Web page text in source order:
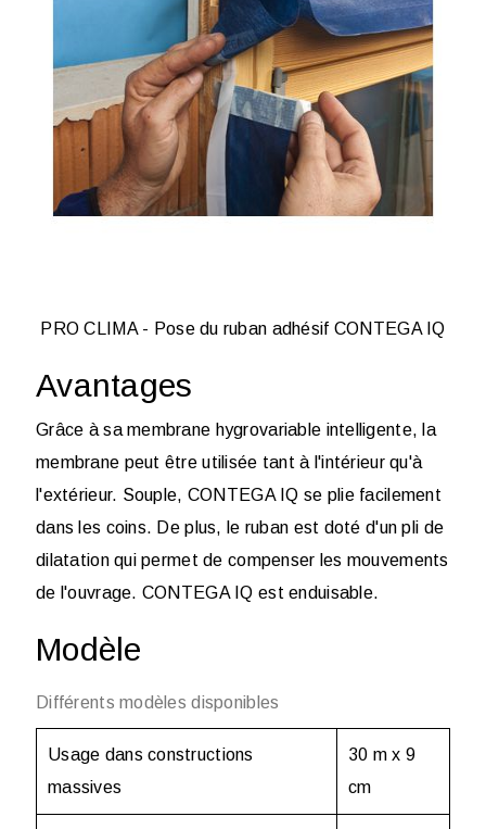
PRO CLIMA - Pose du ruban adhésif CONTEGA IQ
Avantages
Grâce à sa membrane hygrovariable intelligente, la
membrane peut être utilisée tant à l'intérieur qu'à
l'extérieur. Souple, CONTEGA IQ se plie facilement
dans les coins. De plus, le ruban est doté d'un pli de
dilatation qui permet de compenser les mouvements
de l'ouvrage. CONTEGA IQ est enduisable.
Modèle
Différents modèles disponibles
Usage dans constructions
massives
30 m x 9
cm